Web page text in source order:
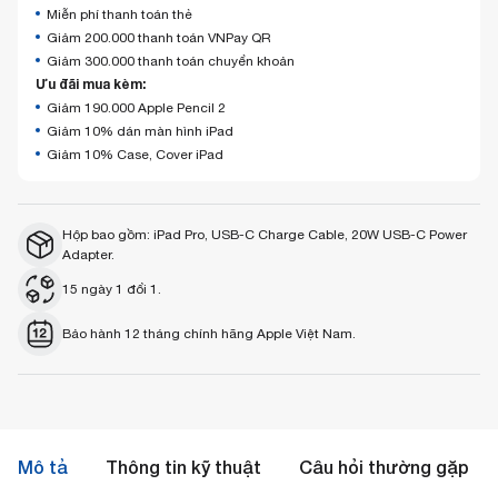
Miễn phí thanh toán thẻ
Giảm 200.000 thanh toán VNPay QR
Giảm 300.000 thanh toán chuyển khoản
Ưu đãi mua kèm:
Giảm 190.000 Apple Pencil 2
Giảm 10% dán màn hình iPad
Giảm 10% Case, Cover iPad
Hộp bao gồm: iPad Pro, USB-C Charge Cable, 20W USB-C Power
Adapter.
15 ngày 1 đổi 1.
Bảo hành 12 tháng chính hãng Apple Việt Nam.
Mô tả Thông tin kỹ thuật Câu hỏi thường gặp